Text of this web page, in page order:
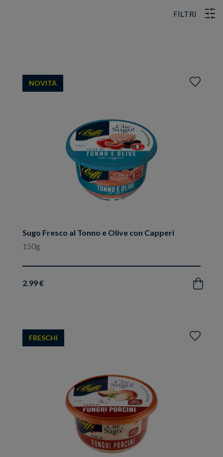
FILTRI
Sugo Fresco al Tonno e Olive con Capperi
150g
2.99 € Acquista
NOVITÀ
Aggiungi
FRESCHI
Aggiungi